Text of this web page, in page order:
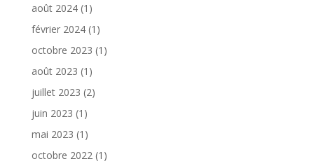
août 2024(1)
février 2024(1)
octobre 2023 (1)
août 2023 (1)
juillet 2023 (2)
juin 2023 (1)
mai 2023 (1)
octobre 2022 (1)